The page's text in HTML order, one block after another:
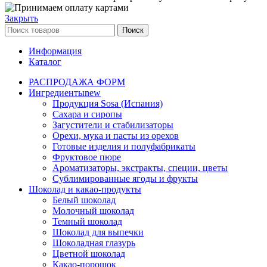
Закрыть
Поиск
Информация
Каталог
РАСПРОДАЖА ФОРМ
Ингредиентыnew
Продукция Sosa (Испания)
Сахара и сиропы
Загустители и стабилизаторы
Орехи, мука и пасты из орехов
Готовые изделия и полуфабрикаты
Фруктовое пюре
Ароматизаторы, экстракты, специи, цветы
Сублимированные ягоды и фрукты
Шоколад и какао-продукты
Белый шоколад
Молочный шоколад
Темный шоколад
Шоколад для выпечки
Шоколадная глазурь
Цветной шоколад
Какао-порошок